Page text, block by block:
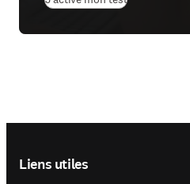
Liens utiles